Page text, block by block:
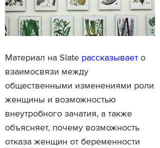
Материал на Slate рассказывает о
взаимосвязи между
общественными изменениями роли
женщины и возможностью
внеутробного зачатия, а также
объясняет, почему возможность
отказа женщин от беременности